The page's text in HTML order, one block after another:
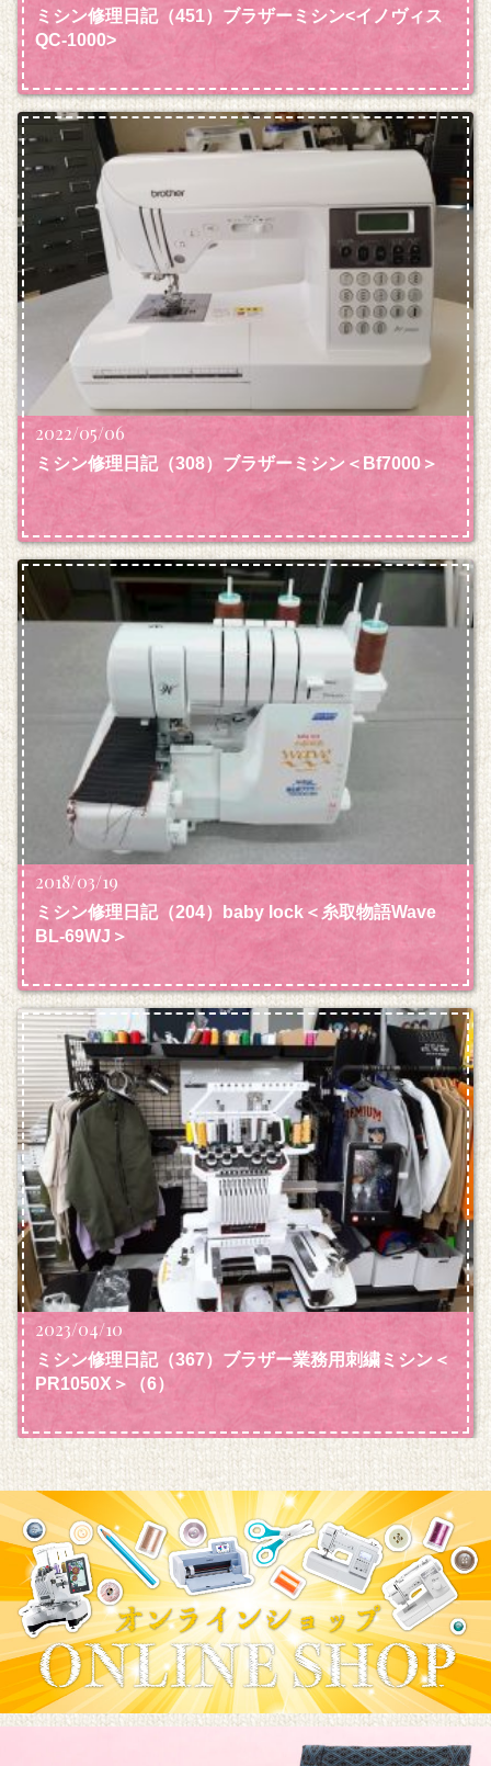
ミシン修理日記（451）ブラザーミシン<イノヴィス
QC‐1000>
2022/05/06
ミシン修理日記（308）ブラザーミシン＜Bf7000＞
2018/03/19
ミシン修理日記（204）baby lock＜糸取物語Wave
BL-69WJ＞
2023/04/10
ミシン修理日記（367）ブラザー業務用刺繍ミシン＜
PR1050X＞（6）